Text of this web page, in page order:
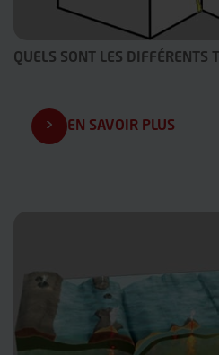
QUELS SONT LES DIFFÉRENTS
EN SAVOIR PLUS